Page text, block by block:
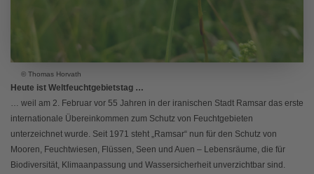
© Thomas Horvath
Heute ist Weltfeuchtgebietstag …
… weil am 2. Februar vor 55 Jahren in der iranischen Stadt Ramsar das erste
internationale Übereinkommen zum Schutz von Feuchtgebieten
unterzeichnet wurde. Seit 1971 steht „Ramsar“ nun für den Schutz von
Mooren, Feuchtwiesen, Flüssen, Seen und Auen – Lebensräume, die für
Biodiversität, Klimaanpassung und Wassersicherheit unverzichtbar sind.